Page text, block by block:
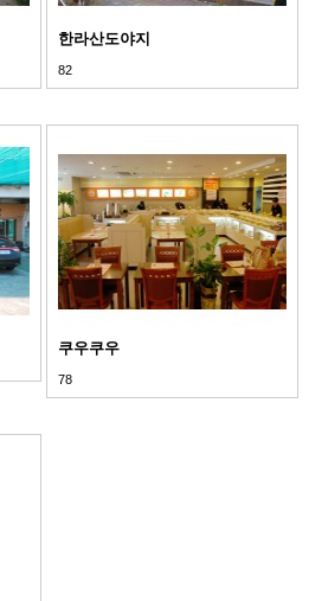
한라산도야지
82
쿠우쿠우
78